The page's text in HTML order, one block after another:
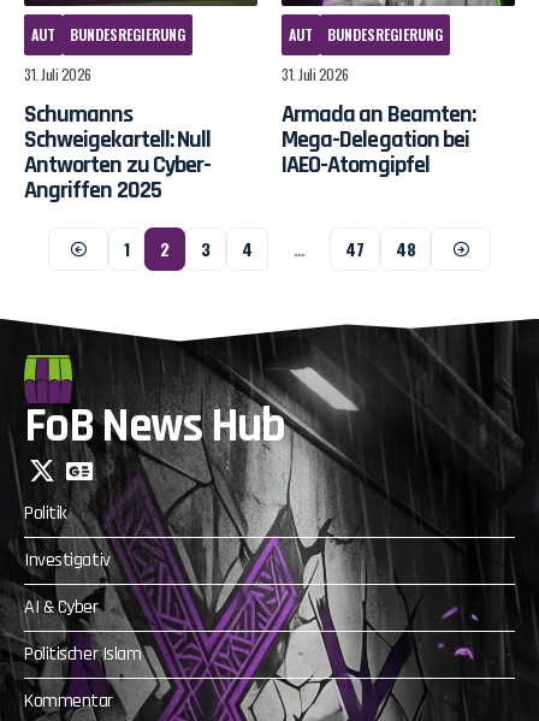
AUT
BUNDESREGIERUNG
31. Juli 2026
Schumanns
Schweigekartell: Null
Antworten zu Cyber-
Angriffen 2025
AUT
BUNDESREGIERUNG
31. Juli 2026
Armada an Beamten:
Mega-Delegation bei
IAEO-Atomgipfel
1 2 3 4 … 47 48
FoB News Hub
Politik
Investigativ
AI & Cyber
Politischer Islam
Kommentar